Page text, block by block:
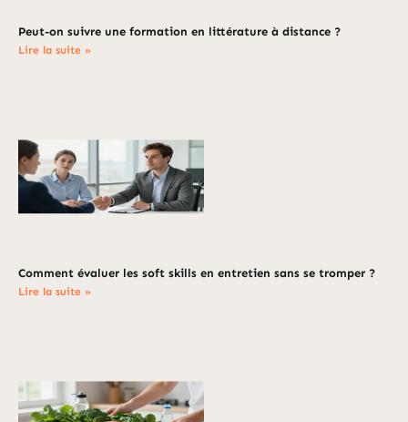
Peut-on suivre une formation en littérature à distance ?
Lire la suite »
Comment évaluer les soft skills en entretien sans se tromper ?
Lire la suite »